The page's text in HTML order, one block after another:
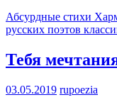
Абсурдные стихи
русских поэтов
Тебя
03.05.2019 rupoezia